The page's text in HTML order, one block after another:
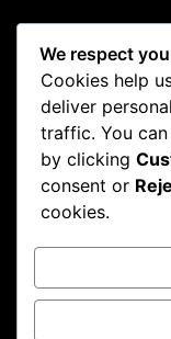
We respect
Cookies help
deliver
traffic. You
by clicking
consent or
cookies.